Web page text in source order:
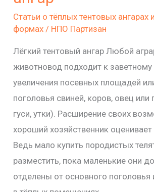
Статьи о тёплых тентовых ангарах
формах / НПО Партизан
Лёгкий тентовый ангар Любой
животновод подходит к
увеличения посевных площадей
поголовья свиней, коров, овец
гуси, утки). Расширение своих
хороший хозяйственник оценивает
Ведь мало купить породистых
разместить, пока маленькие они
отделены от основного поголовья